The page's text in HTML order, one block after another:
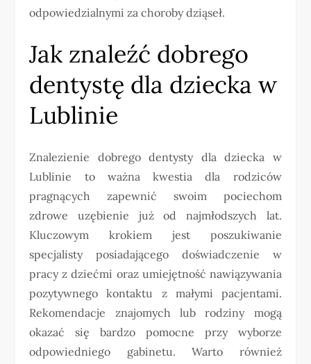
odpowiedzialnymi za choroby dziąseł.
Jak znaleźć dobrego
dentystę dla dziecka w
Lublinie
Znalezienie dobrego dentysty dla dziecka w
Lublinie to ważna kwestia dla rodziców
pragnących zapewnić swoim pociechom
zdrowe uzębienie już od najmłodszych lat.
Kluczowym krokiem jest poszukiwanie
specjalisty posiadającego doświadczenie w
pracy z dziećmi oraz umiejętność nawiązywania
pozytywnego kontaktu z małymi pacjentami.
Rekomendacje znajomych lub rodziny mogą
okazać się bardzo pomocne przy wyborze
odpowiedniego gabinetu. Warto również